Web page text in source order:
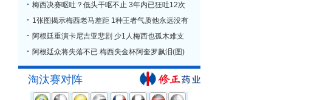
梅西决赛呕吐？低头干呕不止 3年内已狂吐12次
1张图揭示梅西老马差距 1种王者气质他永远没有
阿根廷重演卡尼吉亚悲剧 少1人梅西也孤木难支
阿根廷众将失落不已 梅西失金杯阿奎罗飙泪(图)
淘汰赛对阵